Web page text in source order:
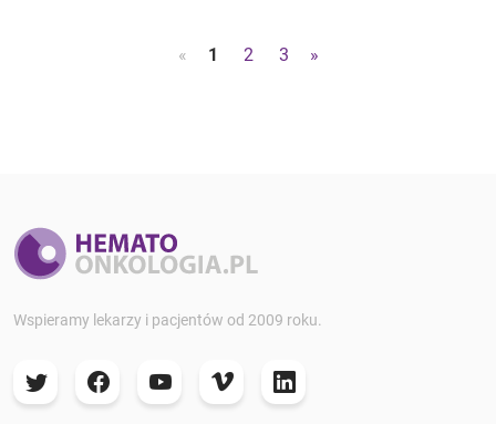
« 1 2 3 »
Wspieramy lekarzy i pacjentów od 2009 roku.